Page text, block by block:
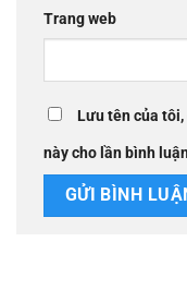
Trang web
Lưu tên của
này cho lần bình